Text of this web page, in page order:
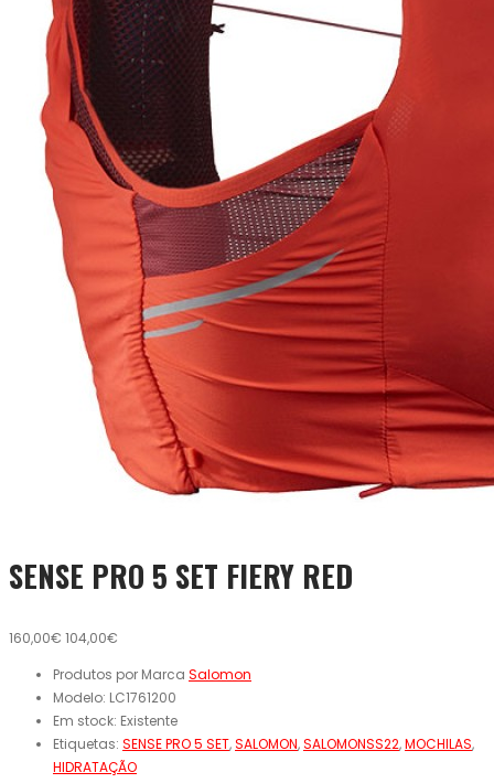
SENSE PRO 5 SET FIERY RED
160,00€ 104,00€
Produtos por Marca Salomon
Modelo: LC1761200
Em stock: Existente
Etiquetas: SENSE PRO 5 SET,SALOMON,SALOMONSS22,MOCHILAS,
HIDRATAÇÃO